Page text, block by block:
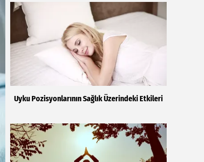
Uyku Pozisyonlarının Sağlık Üzerindeki Etkileri